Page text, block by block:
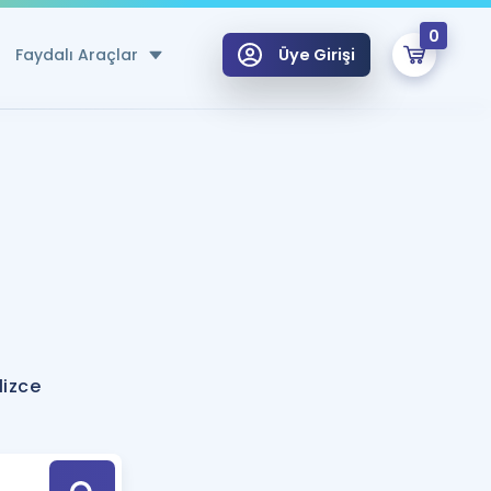
Faydalı Araçlar
Hesaplama Aracı
için Öneriler
Tek Takvimde
Üye Girişi
0